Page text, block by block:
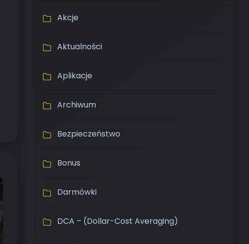
Akcje
Aktualności
Aplikacje
Archiwum
Bezpieczeństwo
Bonus
Darmówki
DCA – (Dollar-Cost Averaging)